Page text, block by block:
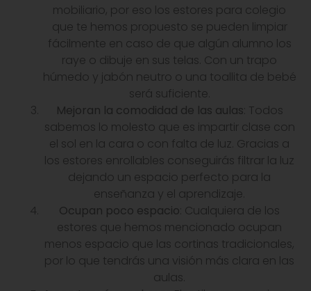
mobiliario, por eso los estores para colegio
que te hemos propuesto se pueden limpiar
fácilmente en caso de que algún alumno los
raye o dibuje en sus telas. Con un trapo
húmedo y jabón neutro o una toallita de bebé
será suficiente.
Mejoran la comodidad de las aulas : Todos
sabemos lo molesto que es impartir clase con
el sol en la cara o con falta de luz. Gracias a
los estores enrollables conseguirás filtrar la luz
dejando un espacio perfecto para la
enseñanza y el aprendizaje.
Ocupan poco espacio : Cualquiera de los
estores que hemos mencionado ocupan
menos espacio que las cortinas tradicionales,
por lo que tendrás una visión más clara en las
aulas.